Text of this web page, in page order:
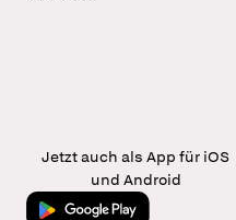
Jetzt auch als App für iOS
und Android
Jetzt bei Google Play